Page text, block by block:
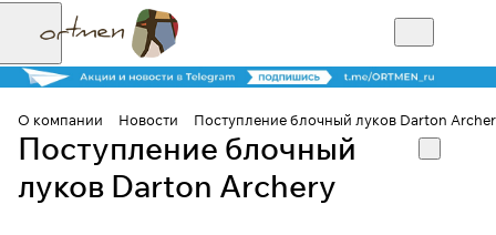
О компании Новости Поступление блочный луков Darton
Поступление блочный
луков Darton Archery